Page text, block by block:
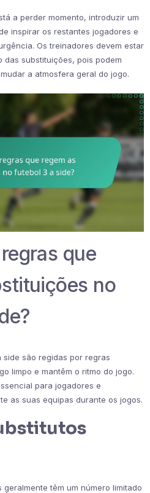
a perder momento, introduzir um
inspirar os restantes jogadores e
Os treinadores devem estar
substituições, pois podem
a atmosfera geral do jogo.
que
no
são regidas por regras
limpo e mantêm o ritmo do jogo.
para jogadores e
as suas equipas durante os jogos.
têm um número limitado